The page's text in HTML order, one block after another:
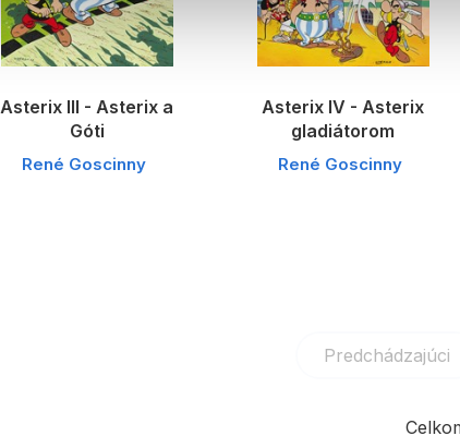
Asterix III - Asterix a
Góti
René Goscinny
Asterix IV - Asterix
gladiátorom
René Goscinny
Predchádzajúci